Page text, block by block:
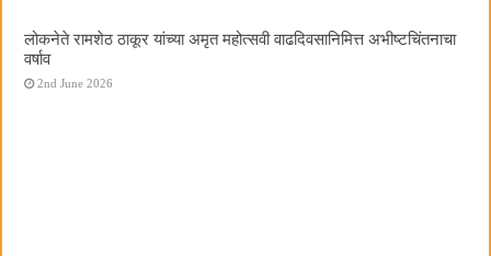
लोकनेते रामशेठ ठाकूर यांच्या अमृत महोत्सवी वाढदिवसानिमित्त अभीष्टचिंतनाचा
वर्षाव
2nd June 2026